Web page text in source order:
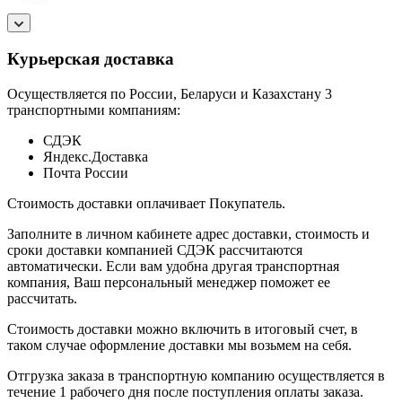
Курьерская доставка
Осуществляется по России, Беларуси и Казахстану 3
транспортными компаниям:
СДЭК
Яндекс.Доставка
Почта России
Стоимость доставки оплачивает Покупатель.
Заполните в личном кабинете адрес доставки, стоимость и
сроки доставки компанией СДЭК рассчитаются
автоматически. Если вам удобна другая транспортная
компания, Ваш персональный менеджер поможет ее
рассчитать.
Стоимость доставки можно включить в итоговый счет, в
таком случае оформление доставки мы возьмем на себя.
Отгрузка заказа в транспортную компанию осуществляется в
течение 1 рабочего дня после поступления оплаты заказа.